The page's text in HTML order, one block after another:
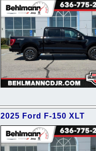
2025 Ford F-150 XLT